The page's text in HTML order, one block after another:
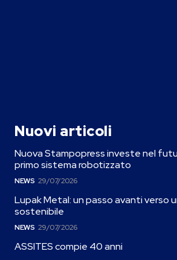
Nuovi articoli
Nuova Stampopress investe nel
primo sistema robotizzato
NEWS 29/07/2026
Lupak Metal: un passo avanti verso
sostenibile
NEWS 29/07/2026
ASSITES compie 40 anni